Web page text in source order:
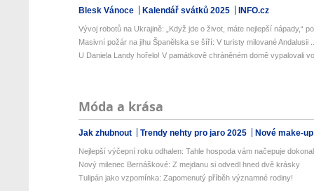
Blesk Vánoce Kalendář svátků 2025 INFO.cz
Vývoj robotů na Ukrajině: „Když jde o život, máte nejlepší nápady,“
Masivní požár na jihu Španělska se šíří: V turisty milované Andalusii
U Daniela Landy hořelo! V památkově chráněném domě vypalovali
Móda a krása
Jak zhubnout Trendy nehty pro jaro 2025 Nové make-
Nejlepší výčepní roku odhalen: Tahle hospoda vám načepuje
Nový milenec Bernáškové: Z mejdanu si odvedl hned dvě krásky
Tulipán jako vzpomínka: Zapomenutý příběh významné rodiny!